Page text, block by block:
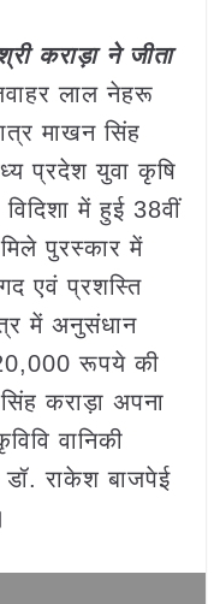
कराड़ा ने जीता
लाल नेहरू
माखन सिंह
प्रदेश युवा कृषि
में हुई 38वीं
पुरस्कार में
एवं प्रशस्ति
में अनुसंधान
रूपये की
कराड़ा अपना
वानिकी
डॉ. राकेश बाजपेई